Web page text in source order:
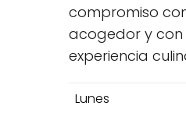
compromiso
acogedor y con
experiencia
Lunes